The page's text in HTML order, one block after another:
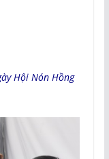
Hội Nón Hồng